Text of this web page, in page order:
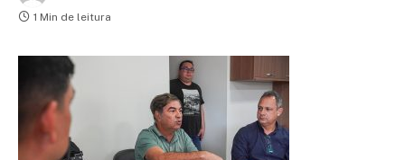
1 Min de leitura